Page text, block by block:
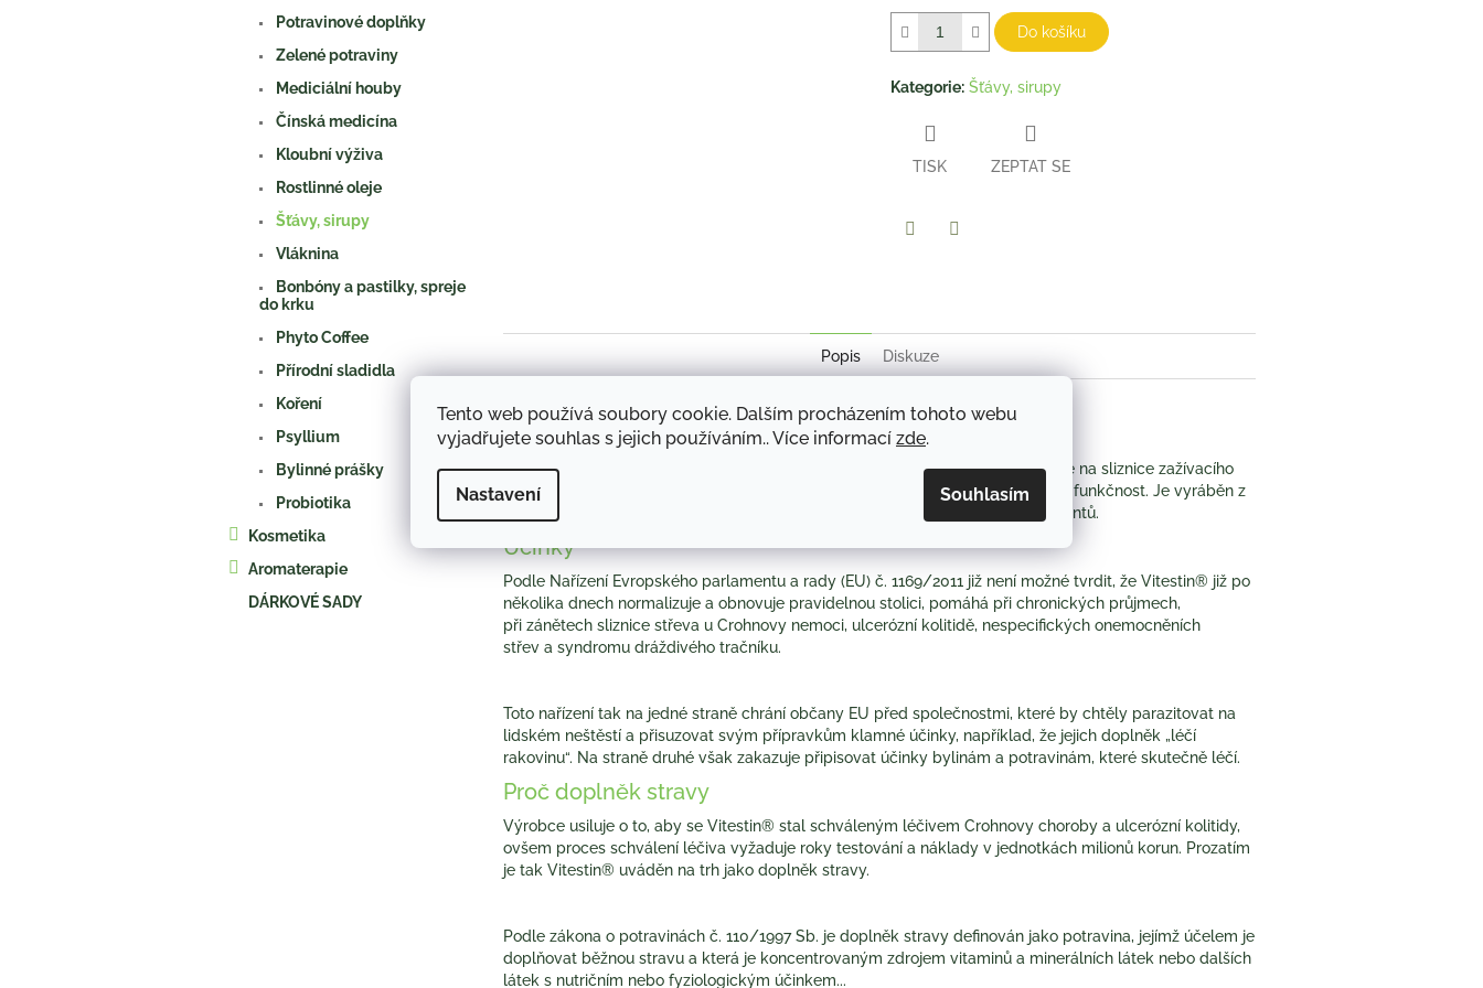
Tento web používá soubory cookie. Dalším procházením tohoto webu
vyjadřujete souhlas s jejich používáním.. Více informací zde.
Nastavení Souhlasím
Potravinové doplňky
Zelené potraviny
Mediciální houby
Čínská medicína
Kloubní výživa
Rostlinné oleje
Šťávy, sirupy
Vláknina
Bonbóny a pastilky, spreje
do krku
Phyto Coffee
Přírodní sladidla
Koření
Psyllium
Bylinné prášky
Probiotika
Kosmetika
Aromaterapie
DÁRKOVÉ SADY
Do košíku
Kategorie: Šťávy, sirupy
TISK ZEPTAT SE
Popis Diskuze
Co je to vitestin
Vitestin® je doplněk stravy ve formě byliného nápoje, který působí blahodárně na sliznice zažívacího
traktu, především pak tenkého a tlustého střeva a navrací mu svou přirozenou funkčnost. Je vyráběn z
unikátní a vyvážené kombinace bylin, bez přídatných látek, aromat a konzervantů.
Účinky
Podle Nařízení Evropského parlamentu a rady (EU) č. 1169/2011 již není možné tvrdit, že Vitestin® již po
několika dnech normalizuje a obnovuje pravidelnou stolici, pomáhá při chronických průjmech,
při zánětech sliznice střeva u Crohnovy nemoci, ulcerózní kolitidě, nespecifických onemocněních
střev a syndromu dráždivého tračníku.
Toto nařízení tak na jedné straně chrání občany EU před společnostmi, které by chtěly parazitovat na
lidském neštěstí a přisuzovat svým přípravkům klamné účinky, například, že jejich doplněk „léčí
rakovinu“. Na straně druhé však zakazuje připisovat účinky bylinám a potravinám, které skutečně léčí.
Proč doplněk stravy
Výrobce usiluje o to, aby se Vitestin® stal schváleným léčivem Crohnovy choroby a ulcerózní kolitidy,
ovšem proces schválení léčiva vyžaduje roky testování a náklady v jednotkách milionů korun. Prozatím
je tak Vitestin® uváděn na trh jako doplněk stravy.
Podle zákona o potravinách č. 110/1997 Sb. je doplněk stravy definován jako potravina, jejímž účelem je
doplňovat běžnou stravu a která je koncentrovaným zdrojem vitaminů a minerálních látek nebo dalších
látek s nutričním nebo fyziologickým účinkem...